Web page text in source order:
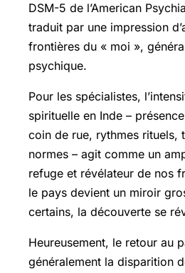
DSM-5 de l’American
traduit par une impression
frontières du « moi »,
psychique.
Pour les spécialistes,
spirituelle en Inde –
coin de rue, rythmes rituels,
normes – agit comme un
refuge et révélateur de nos
le pays devient un miroir
certains, la découverte se
Heureusement, le retour au
généralement la disparition